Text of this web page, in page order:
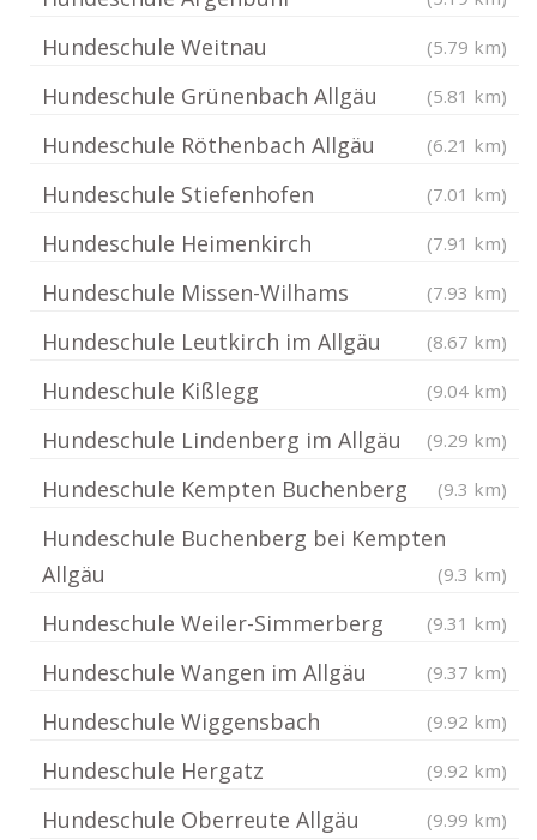
Hundeschule Weitnau (5.79 km)
Hundeschule Grünenbach Allgäu (5.81 km)
Hundeschule Röthenbach Allgäu (6.21 km)
Hundeschule Stiefenhofen (7.01 km)
Hundeschule Heimenkirch (7.91 km)
Hundeschule Missen-Wilhams (7.93 km)
Hundeschule Leutkirch im Allgäu (8.67 km)
Hundeschule Kißlegg (9.04 km)
Hundeschule Lindenberg im Allgäu (9.29 km)
Hundeschule Kempten Buchenberg (9.3 km)
Hundeschule Buchenberg bei Kempten
Allgäu
(9.3 km)
Hundeschule Weiler-Simmerberg (9.31 km)
Hundeschule Wangen im Allgäu (9.37 km)
Hundeschule Wiggensbach (9.92 km)
Hundeschule Hergatz (9.92 km)
Hundeschule Oberreute Allgäu (9.99 km)